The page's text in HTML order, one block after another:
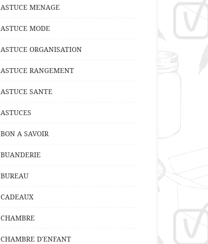
ASTUCE MENAGE
ASTUCE MODE
ASTUCE ORGANISATION
ASTUCE RANGEMENT
ASTUCE SANTE
ASTUCES
BON A SAVOIR
BUANDERIE
BUREAU
CADEAUX
CHAMBRE
CHAMBRE D'ENFANT